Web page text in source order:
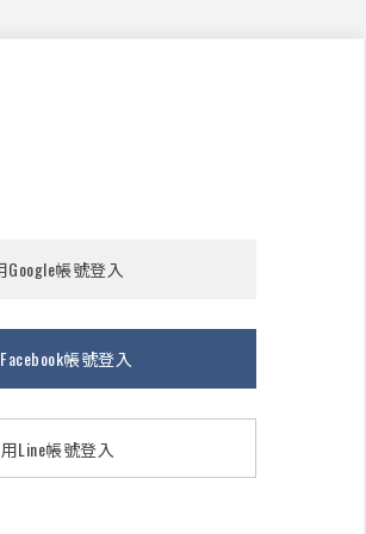
Google帳號登入
帳號登入
Line帳號登入